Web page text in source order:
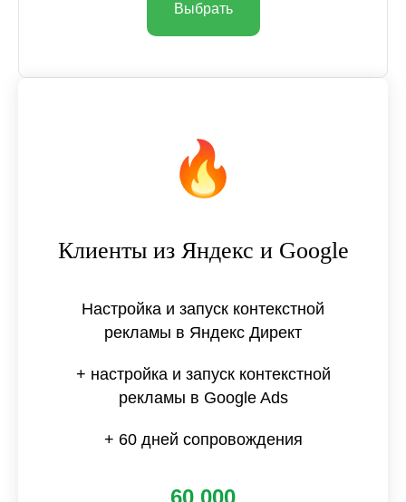
Выбрать
Клиенты из Яндекс и Google
Настройка и запуск контекстной
рекламы в Яндекс Директ
+ настройка и запуск контекстной
рекламы в Google Ads
+ 60 дней сопровождения
60 000